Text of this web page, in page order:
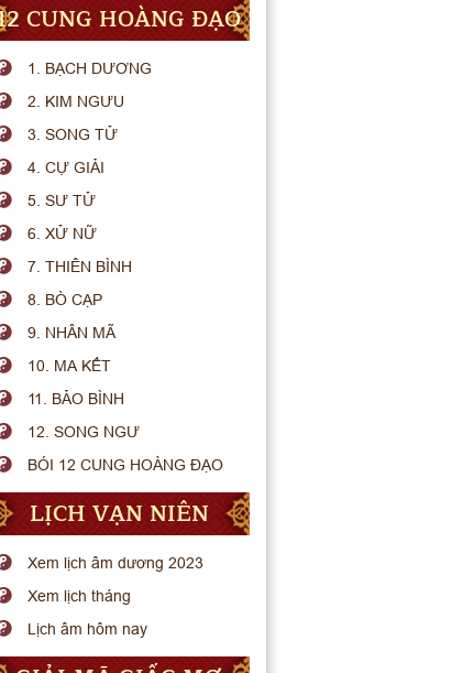
CUNG HOÀNG ĐẠO
1. BẠCH DƯƠNG
2. KIM NGƯU
3. SONG TỬ
4. CỰ GIẢI
5. SƯ TỬ
6. XỬ NỮ
7. THIÊN BÌNH
8. BÒ CẠP
9. NHÂN MÃ
10. MA KẾT
11. BẢO BÌNH
12. SONG NGƯ
BÓI 12 CUNG HOÀNG ĐẠO
LỊCH VẠN NIÊN
Xem lịch âm dương 2023
Xem lịch tháng
Lịch âm hôm nay